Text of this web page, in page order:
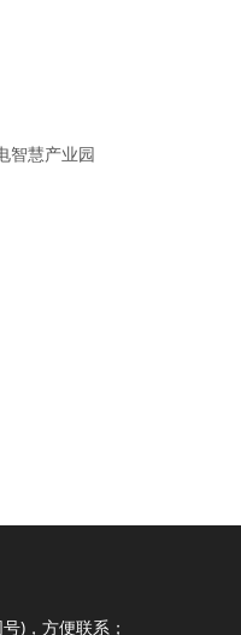
智慧产业园
)，方便联系；